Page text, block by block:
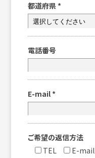
都道府県 *
電話番号
E-mail *
ご希望の返信方法
TEL
E-mail